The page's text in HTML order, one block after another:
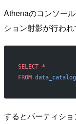
Athenaのコンソー
ション射影が行わ
SELECT *
FROM data_catalog
するとパーティシ